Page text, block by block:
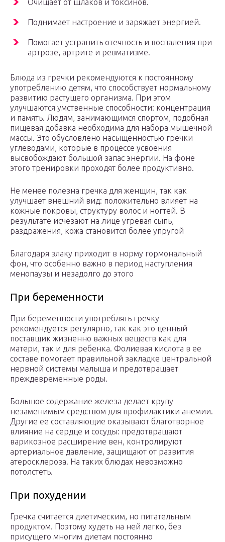
Очищает от шлаков и токсинов.
Поднимает настроение и заряжает энергией.
Помогает устранить отечность и воспаления при
артрозе, артрите и ревматизме.
Блюда из гречки рекомендуются к постоянному
употреблению детям, что способствует нормальному
развитию растущего организма. При этом
улучшаются умственные способности: концентрация
и память. Людям, занимающимся спортом, подобная
пищевая добавка необходима для набора мышечной
массы. Это обусловлено насыщенностью гречки
углеводами, которые в процессе усвоения
высвобождают большой запас энергии. На фоне
этого тренировки проходят более продуктивно.
Не менее полезна гречка для женщин, так как
улучшает внешний вид: положительно влияет на
кожные покровы, структуру волос и ногтей. В
результате исчезают на лице угревая сыпь,
раздражения, кожа становится более упругой
Благодаря злаку приходит в норму гормональный
фон, что особенно важно в период наступления
менопаузы и незадолго до этого
При беременности
При беременности употреблять гречку
рекомендуется регулярно, так как это ценный
поставщик жизненно важных веществ как для
матери, так и для ребенка. Фолиевая кислота в ее
составе помогает правильной закладке центральной
нервной системы малыша и предотвращает
преждевременные роды.
Большое содержание железа делает крупу
незаменимым средством для профилактики анемии.
Другие ее составляющие оказывают благотворное
влияние на сердце и сосуды: предотвращают
варикозное расширение вен, контролируют
артериальное давление, защищают от развития
атеросклероза. На таких блюдах невозможно
потолстеть.
При похудении
Гречка считается диетическим, но питательным
продуктом. Поэтому худеть на ней легко, без
присущего многим диетам постоянно